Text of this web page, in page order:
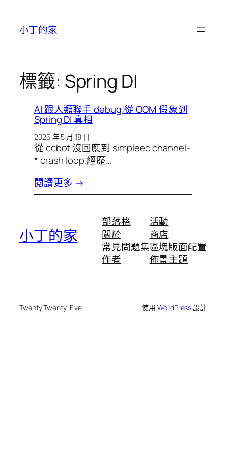
小丁的家
標籤: Spring DI
AI 跟人類聯手 debug:從 OOM 假象到
Spring DI 真相
2026 年 5 月 18 日
從 ccbot 沒回應到 simpleec channel-
* crash loop,經歷…
閱讀更多 →
小丁的家
部落格
關於
常見問題集
作者
活動
商店
區塊版面配置
佈景主題
Twenty Twenty-Five 使用WordPress設計